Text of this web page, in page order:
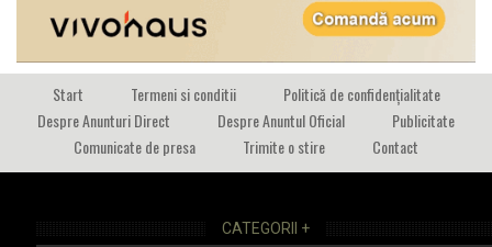
Start Termeni si conditii
Politică de confidențialitate
Despre Anunturi Direct
Despre Anuntul Oficial
Publicitate
Comunicate de presa
Trimite o stire Contact
CATEGORII +